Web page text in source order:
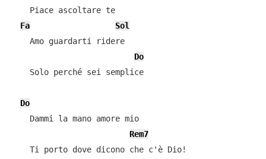
    Piace ascoltare te
Fa
Sol
    Amo guardarti ridere
Do
    Solo perché sei semplice
Do
    Dammi la mano amore mio
Rem7
    Ti porto dove dicono che c'è Dio!